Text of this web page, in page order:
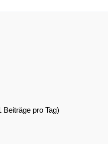
Beiträge pro Tag)